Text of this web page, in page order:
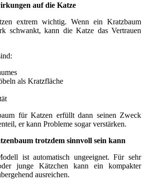
auf die Katze
extrem wichtig. Wenn ein Kratzbaum
schwankt, kann die Katze das Vertrauen
als Kratzfläche
für Katzen erfüllt dann seinen Zweck
er kann Probleme sogar verstärken.
trotzdem sinnvoll sein kann
ist automatisch ungeeignet. Für sehr
junge Kätzchen kann ein kompakter
ausreichen.